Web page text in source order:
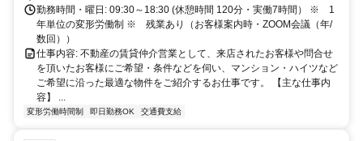
勤務時間・曜日: 09:30～18:30 (休憩時間 120分・実働7時間） ※ 1
年単位の変形労働制 ※ 残業あり（お客様案内時・ZOOM会議（年/
数回））
仕事内容: 不動産の賃貸仲介営業として、来店されたお客様や問合せ
を頂いたお客様にご希望・条件などを伺い、マンション・ハイツなど
ご希望に沿った最適な物件をご紹介するお仕事です。 【主な仕事内
容】 ...
変形労働時間制 即日勤務OK 交通費支給